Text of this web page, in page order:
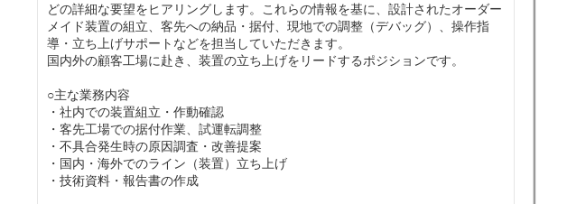
どの詳細な要望をヒアリングします。これらの情報を基に、設計されたオーダー
メイド装置の組立、客先への納品・据付、現地での調整（デバッグ）、操作指
導・立ち上げサポートなどを担当していただきます。
国内外の顧客工場に赴き、装置の立ち上げをリードするポジションです。
○主な業務内容
・社内での装置組立・作動確認
・客先工場での据付作業、試運転調整
・不具合発生時の原因調査・改善提案
・国内・海外でのライン（装置）立ち上げ
・技術資料・報告書の作成